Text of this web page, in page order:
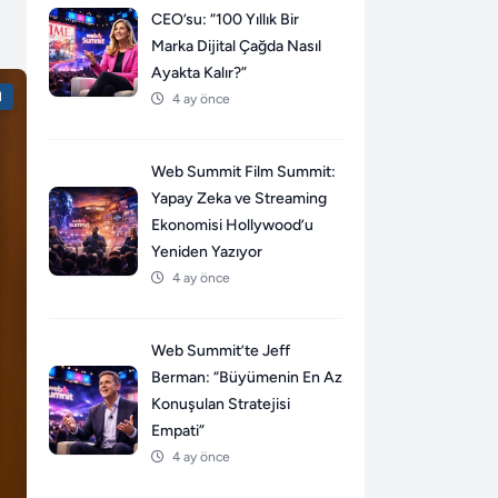
CEO’su: “100 Yıllık Bir
Marka Dijital Çağda Nasıl
Ayakta Kalır?”
4 ay önce
Web Summit Film Summit:
Yapay Zeka ve Streaming
Ekonomisi Hollywood’u
Yeniden Yazıyor
4 ay önce
Web Summit’te Jeff
Berman: “Büyümenin En Az
Konuşulan Stratejisi
Empati”
4 ay önce